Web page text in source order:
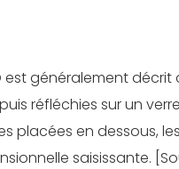
est généralement
réfléchies sur un
placées en dessous,
saisissante.